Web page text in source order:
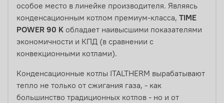
особое место в линейке производителя. Являясь
конденсационным котлом премиум-класса, TIME
POWER 90 K обладает наивысшими показателями
экономичности и КПД (в сравнении с
конвекционными котлами).
Конденсационные котлы ITALTHERM вырабатывают
тепло не только от сжигания газа, - как
большинство традиционных котлов - но и от